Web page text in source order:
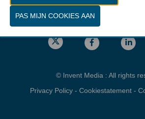
gps: Parking C -
1853 Brussel
© Invent Media : All rights
Privacy Policy- Cookiestatement-